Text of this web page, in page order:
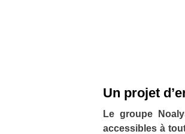
Un projet
Le groupe
accessibles à